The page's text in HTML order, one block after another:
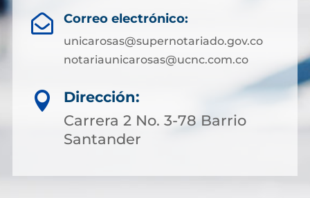
 Correo electrónico:
unicarosas@supernotariado.gov.co
notariaunicarosas@ucnc.com.co

Dirección:
Carrera 2 No. 3-78 Barrio
Santander